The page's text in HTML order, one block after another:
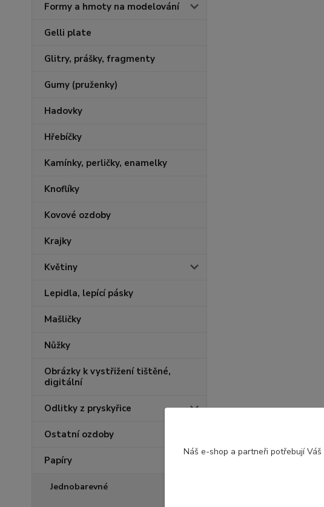
Formy a hmoty na modelování
Gelli plate
Glitry, prášky, fragmenty
Gumy (pruženky)
Hadovky
Hřebíčky
Kamínky, perličky, enamelky
Knoflíky
Kovové ozdoby
Krajky
Květiny
Lepidla, lepící pásky
Mašličky
Nůžky
Obrázky k vystřižení tištěné,
digitální
Odlitky z pryskyřice
Ostatní ozdoby
Papíry
Jednobarevné
Náš e-shop a partneři potřebují Váš